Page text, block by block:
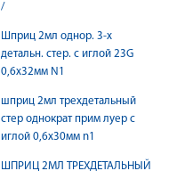
/
Шприц 2мл однор. 3-х
детальн. стер. с иглой 23G
0,6х32мм N1
шприц 2мл трехдетальный
стер однократ прим луер c
иглой 0,6х30мм n1
ШПРИЦ 2МЛ ТРЕХДЕТАЛЬНЫЙ